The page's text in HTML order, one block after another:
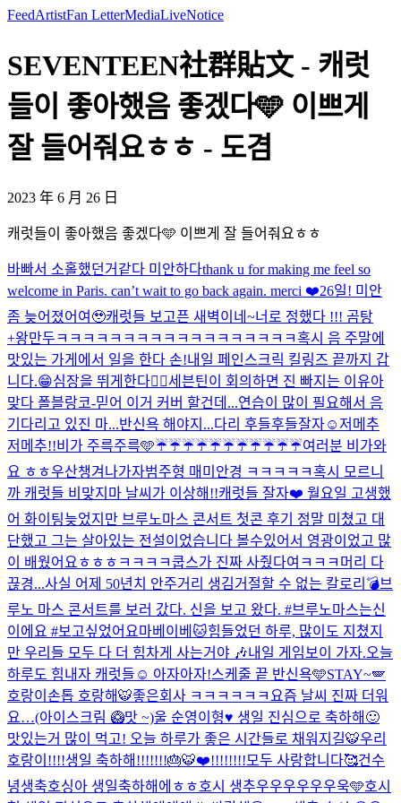
FeedArtistFan LetterMediaLiveNotice
SEVENTEEN社群貼文 - 캐럿
들이 좋아했음 좋겠다🩵 이쁘게
잘 들어줘요ㅎㅎ - 도겸
2023 年 6 月 26 日
캐럿들이 좋아했음 좋겠다🩵 이쁘게 잘 들어줘요ㅎㅎ
바빠서 소홀했던거같다 미안하다thank u for making me feel so
welcome in Paris. can’t wait to go back again. merci ❤️26일! 미안
좀 늦어졌어여🥹캐럿들 보고픈 새벽이네~너로 정했다 !!! 곰탕
+왕만두ㅋㅋㅋㅋㅋㅋㅋㅋㅋㅋㅋㅋㅋㅋㅋㅋㅋㅋ혹시 음 주말에
맛있는 가게에서 일을 한다 손!내일 페인스크릭 킬링즈 끝까지 갑
니다.😁심장을 뛰게한다❤️‍🔥세븐틴이 회의하면 진 빠지는 이유아
맞다 폴블랑코-믿어 이거 커버 할건데...연습이 많이 필요해서 음
기다리고 있진 마...반신욕 해야지...다리 후들후들잘자☺️저메추
저메추!!비가 주륵주륵🩵☔️☔️☔️☔️☔️☔️☔️☔️☔️☔️☔️여러분 비가와
요 ㅎㅎ우산챙겨나가자범주형 매미안경 ㅋㅋㅋㅋㅋ혹시 모르니
까 캐럿들 비맞지마 날씨가 이상해!!캐럿들 잘자❤️ 월요일 고생했
어 화이팅늦었지만 브루노마스 콘서트 첫콘 후기 정말 미쳤고 대
단했고 그는 살아있는 전설이었습니다 볼수있어서 영광이었고 많
이 배웠어요ㅎㅎㅎ ㅋㅋㅋㅋ쿱스가 진짜 사줬다여ㅋㅋㅋ 머리 다
끊경...사실 어제 50년치 안주거리 생김거절할 수 없는 칼로리💣브
루노 마스 콘서트를 보러 갔다. 신을 보고 왔다. #브루노마스는신
이에요 #보고싶었어요마베이베 🐱힘들었던 하루, 많이도 지쳤지
만 우리들 모두 다 더 힘차게 사는거야 🎶내일 게임보이 가자.오늘
하루도 힘내자 캐럿들☺️ 아자아자!스케줄 끝 반신욕🩵STAY~🪽
호랑이손톱 호랑해🐯좋은회사 ㅋㅋㅋㅋㅋㅋ 요즘 날씨 진짜 더워
요…(아이스크림 🥝맛 ~)울 순영이형♥️ 생일 진심으로 축하해🙂
맛있는거 많이 먹고! 오늘 하루가 좋은 시간들로 채워지길🐯우리
호랑이!!!!생일 축하해!!!!!!!🎂🐯❤️!!!!!!!!모두 사랑합니다🥰건수
녕생축호싱아 생일축하해에ㅎㅎ호시 생추우우우우우우욱🩵호시